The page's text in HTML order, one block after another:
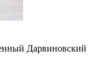
Дарвиновский